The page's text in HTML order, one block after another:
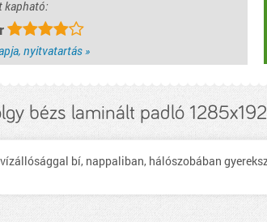
kapható:
nyitvatartás »
bézs laminált padló
bí, nappaliban, hálószobában